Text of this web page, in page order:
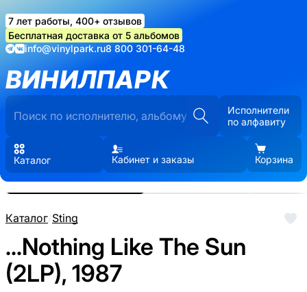
7 лет работы, 400+ отзывов
Бесплатная доставка от 5 альбомов
info@vinylpark.ru8 800 301-64-48
ВИНИЛПАРК
Исполнители
по алфавиту
Каталог Кабинет и заказы Корзина
Каталог/Sting
...Nothing Like The Sun
(2LP), 1987
Реальные фото пластинки.
Нажмите, чтобы увеличить